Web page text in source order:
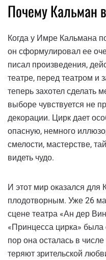
Почему Кальман
Когда у Имре Кальмана
он сформулировал ее
писал произведения,
театре, перед театром и
теперь захотел сделать
выборе чувствуется не
декорации. Цирк дает
опасную, немного
смелости, мастерстве,
видеть чудо.
И этот мир оказался
плодотворным. Уже 26
сцене театра «Ан дер
«Принцесса цирка»
пор она осталась в
теряют зрительской